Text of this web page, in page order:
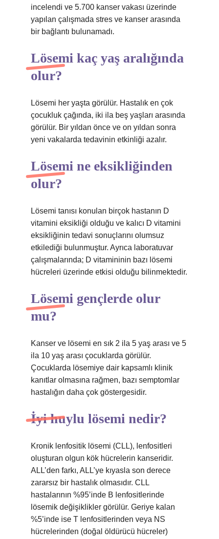
incelendi ve 5.700 kanser vakası üzerinde
yapılan çalışmada stres ve kanser arasında
bir bağlantı bulunamadı.
Lösemi kaç yaş aralığında
olur?
Lösemi her yaşta görülür. Hastalık en çok
çocukluk çağında, iki ila beş yaşları arasında
görülür. Bir yıldan önce ve on yıldan sonra
yeni vakalarda tedavinin etkinliği azalır.
Lösemi ne eksikliğinden
olur?
Lösemi tanısı konulan birçok hastanın D
vitamini eksikliği olduğu ve kalıcı D vitamini
eksikliğinin tedavi sonuçlarını olumsuz
etkilediği bulunmuştur. Ayrıca laboratuvar
çalışmalarında; D vitamininin bazı lösemi
hücreleri üzerinde etkisi olduğu bilinmektedir.
Lösemi gençlerde olur
mu?
Kanser ve lösemi en sık 2 ila 5 yaş arası ve 5
ila 10 yaş arası çocuklarda görülür.
Çocuklarda lösemiye dair kapsamlı klinik
kanıtlar olmasına rağmen, bazı semptomlar
hastalığın daha çok göstergesidir.
İyi huylu lösemi nedir?
Kronik lenfositik lösemi (CLL), lenfositleri
oluşturan olgun kök hücrelerin kanseridir.
ALL’den farkı, ALL’ye kıyasla son derece
zararsız bir hastalık olmasıdır. CLL
hastalarının %95’inde B lenfositlerinde
lösemik değişiklikler görülür. Geriye kalan
%5’inde ise T lenfositlerinden veya NS
hücrelerinden (doğal öldürücü hücreler)